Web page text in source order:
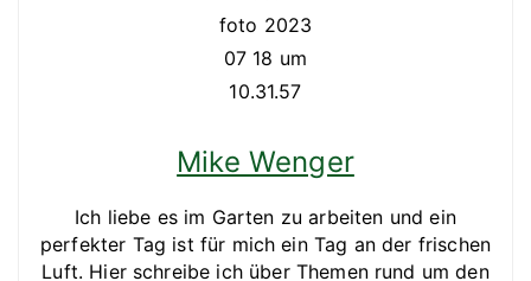
Mike Wenger
Ich liebe es im Garten zu arbeiten und ein
perfekter Tag ist für mich ein Tag an der frischen
Luft. Hier schreibe ich über Themen rund um den